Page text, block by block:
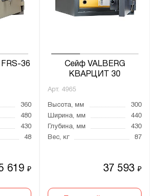
36
360
480
430
48
619₽
Сейф VALBERG
КВАРЦИТ 30
Арт. 4965
Высота, мм
300
Ширина, мм
440
Глубина, мм
430
Вес, кг
87
37 593₽